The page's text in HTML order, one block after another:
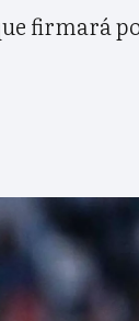
firmará